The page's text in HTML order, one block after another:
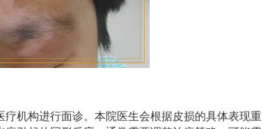
机构进行面诊。本院医生会根据皮损的具体表现重